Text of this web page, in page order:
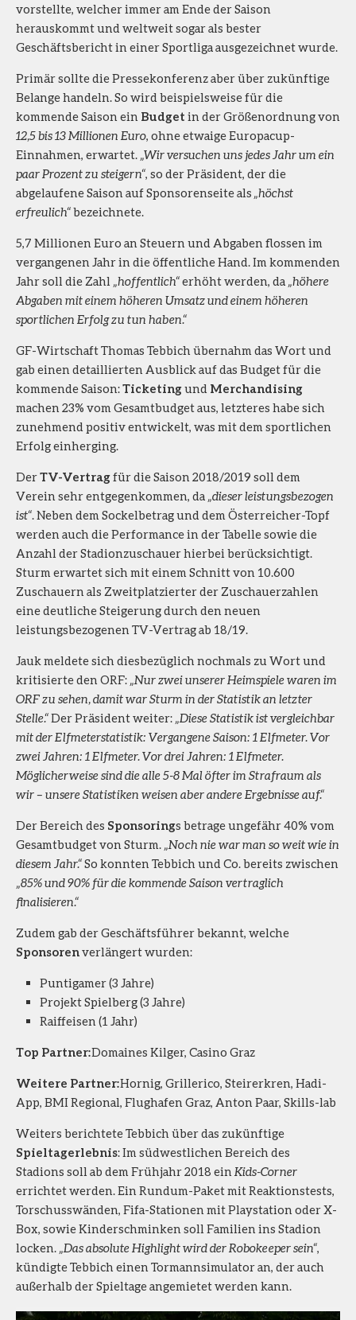
vorstellte, welcher immer am Ende der Saison
herauskommt und weltweit sogar als bester
Geschäftsbericht in einer Sportliga ausgezeichnet wurde.
Primär sollte die Pressekonferenz aber über zukünftige
Belange handeln. So wird beispielsweise für die
kommende Saison ein Budget in der Größenordnung von
12,5 bis 13 Millionen Euro, ohne etwaige Europacup-
Einnahmen, erwartet. „Wir versuchen uns jedes Jahr um ein
paar Prozent zu steigern“, so der Präsident, der die
abgelaufene Saison auf Sponsorenseite als „höchst
erfreulich“bezeichnete.
5,7 Millionen Euro an Steuern und Abgaben flossen im
vergangenen Jahr in die öffentliche Hand. Im kommenden
Jahr soll die Zahl „hoffentlich“erhöht werden, da „höhere
Abgaben mit einem höheren Umsatz und einem höheren
sportlichen Erfolg zu tun haben.“
GF-Wirtschaft Thomas Tebbich übernahm das Wort und
gab einen detaillierten Ausblick auf das Budget für die
kommende Saison:Ticketingund Merchandising
machen 23% vom Gesamtbudget aus, letzteres habe sich
zunehmend positiv entwickelt, was mit dem sportlichen
Erfolg einherging.
DerTV-Vertragfür die Saison 2018/2019 soll dem
Verein sehr entgegenkommen, da „dieser leistungsbezogen
ist“. Neben dem Sockelbetrag und dem Österreicher-Topf
werden auch die Performance in der Tabelle sowie die
Anzahl der Stadionzuschauer hierbei berücksichtigt.
Sturm erwartet sich mit einem Schnitt von 10.600
Zuschauern als Zweitplatzierter der Zuschauerzahlen
eine deutliche Steigerung durch den neuen
leistungsbezogenen TV-Vertrag ab 18/19.
Jauk meldete sich diesbezüglich nochmals zu Wort und
kritisierte den ORF: „Nur zwei unserer Heimspiele waren im
ORF zu sehen, damit war Sturm in der Statistik an letzter
Stelle.“Der Präsident weiter: „Diese Statistik ist vergleichbar
mit der Elfmeterstatistik: Vergangene Saison: 1 Elfmeter. Vor
zwei Jahren: 1 Elfmeter. Vor drei Jahren: 1 Elfmeter.
Möglicherweise sind die alle 5-8 Mal öfter im Strafraum als
wir – unsere Statistiken weisen aber andere Ergebnisse auf.“
Der Bereich des Sponsorings betrage ungefähr 40% vom
Gesamtbudget von Sturm. „Noch nie war man so weit wie in
diesem Jahr.“So konnten Tebbich und Co. bereits zwischen
„85% und 90% für die kommende Saison vertraglich
finalisieren.“
Zudem gab der Geschäftsführer bekannt, welche
Sponsorenverlängert wurden:
Puntigamer (3 Jahre)
Projekt Spielberg (3 Jahre)
Raiffeisen (1 Jahr)
Top Partner:Domaines Kilger, Casino Graz
Weitere Partner:Hornig, Grillerico, Steirerkren, Hadi-
App, BMI Regional, Flughafen Graz, Anton Paar, Skills-lab
Weiters berichtete Tebbich über das zukünftige
Spieltagerlebnis: Im südwestlichen Bereich des
Stadions soll ab dem Frühjahr 2018 ein Kids-Corner
errichtet werden. Ein Rundum-Paket mit Reaktionstests,
Torschusswänden, Fifa-Stationen mit Playstation oder X-
Box, sowie Kinderschminken soll Familien ins Stadion
locken. „Das absolute Highlight wird der Robokeeper sein“,
kündigte Tebbich einen Tormannsimulator an, der auch
außerhalb der Spieltage angemietet werden kann.